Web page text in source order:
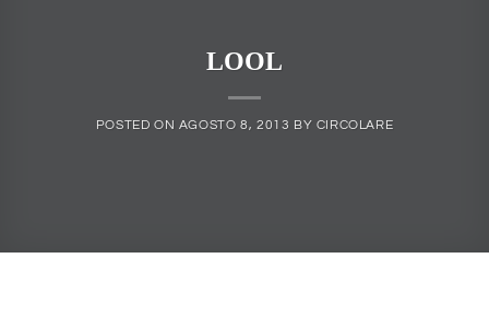
LOOL
POSTED ON AGOSTO 8, 2013 BY CIRCOLARE